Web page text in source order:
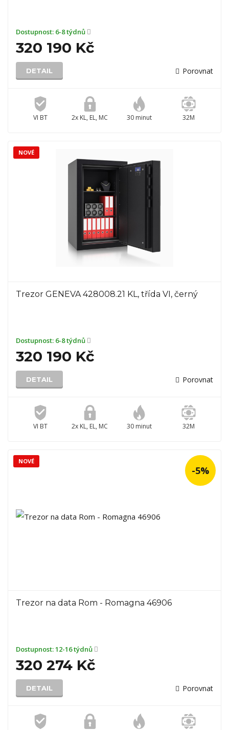
Dostupnost: 6-8 týdnů
320 190 Kč
DETAIL Porovnat
VI BT 2x KL, EL, MC 30 minut 32M
Trezor GENEVA 428008.21 KL, třída VI, černý
Dostupnost: 6-8 týdnů
320 190 Kč
DETAIL Porovnat
VI BT 2x KL, EL, MC 30 minut 32M
NOVÉ
Trezor na data Rom - Romagna 46906
Dostupnost:12-16 týdnů
320 274 Kč
DETAIL Porovnat
NOVÉ
-5%